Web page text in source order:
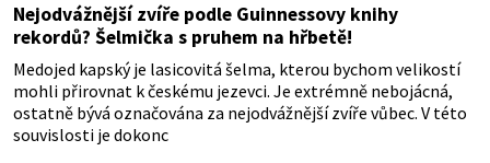
Nejodvážnější zvíře podle Guinnessovy knihy
rekordů? Šelmička s pruhem na hřbetě!
Medojed kapský je lasicovitá šelma, kterou bychom velikostí
mohli přirovnat k českému jezevci. Je extrémně nebojácná,
ostatně bývá označována za nejodvážnější zvíře vůbec. V této
souvislosti je dokonc